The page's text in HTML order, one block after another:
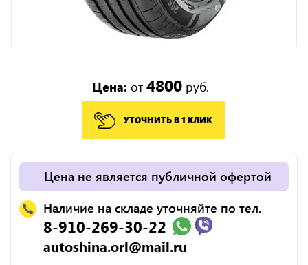
Цена: от4800 руб.
УТОЧНИТЬ В 1 КЛИК
Цена не является публичной офертой
Наличие на складе уточняйте по тел.
8-910-269-30-22
autoshina.orl@mail.ru